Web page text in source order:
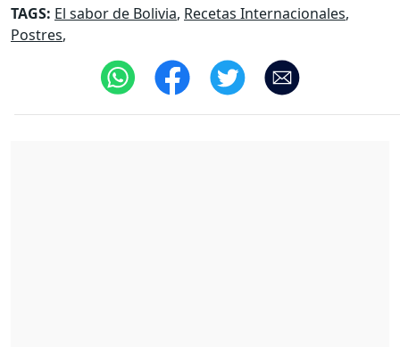
TAGS: El sabor de Bolivia, Recetas Internacionales,
Postres,